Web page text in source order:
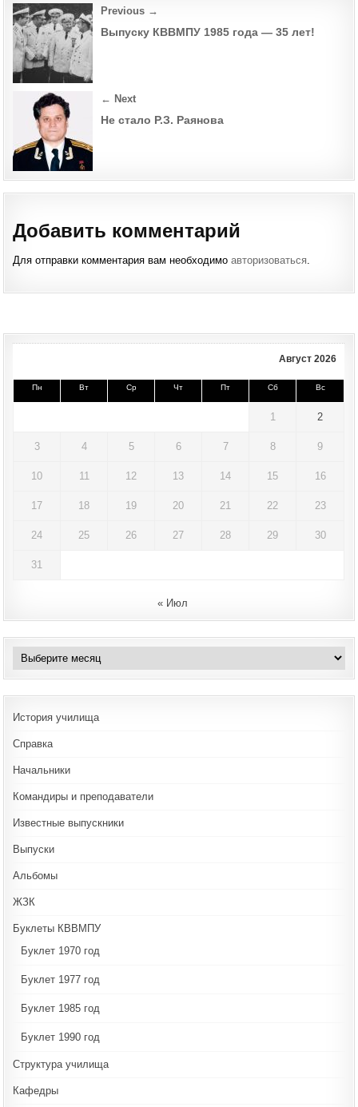
Post
navigation
Previous →
Выпуску КВВМПУ 1985 года — 35 лет!
← Next
Не стало Р.З. Раянова
Добавить комментарий
Для отправки комментария вам необходимоавторизоваться
Август 2026
Пн Вт Ср Чт Пт Сб Вс
1 2
3 4 5 6 7 8 9
10 11 12 13 14 15 16
17 18 19 20 21 22 23
24 25 26 27 28 29 30
31
« Июл
Архивы
История училища
Справка
Начальники
Командиры и преподаватели
Известные выпускники
Выпуски
Альбомы
ЖЗК
Буклеты КВВМПУ
Буклет 1970 год
Буклет 1977 год
Буклет 1985 год
Буклет 1990 год
Структура училища
Кафедры